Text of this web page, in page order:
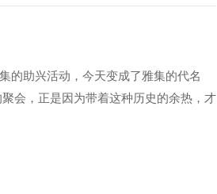
的助兴活动，今天变成了雅集的代名
会，正是因为带着这种历史的余热，才